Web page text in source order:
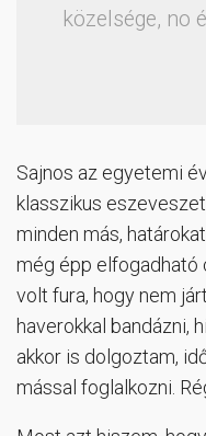
közelsége, no
Sajnos az egyetemi
klasszikus
minden más,
még épp elfogadható
volt fura, hogy nem
haverokkal bandázni,
akkor is dolgoztam,
mással foglalkozni.